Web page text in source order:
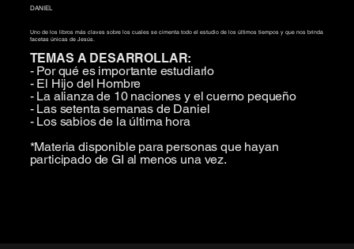
DANIEL
Uno de los libros más claves sobre los cuales se cimenta todo el estudio de los últimos tiempos y que nos brinda
facetas únicas de Jesús.
TEMAS A DESARROLLAR:
- Por qué es importante estudiarlo
- El Hijo del Hombre
- La alianza de 10 naciones y el cuerno pequeño
- Las setenta semanas de Daniel
- Los sabios de la última hora
*Materia disponible para personas que hayan
participado de GI al menos una vez.